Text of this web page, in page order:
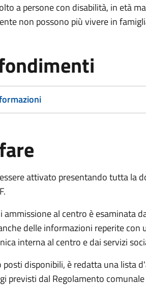
a persone con disabilità, in età
non possono più vivere in
attivato presentando tutta la
ammissione al centro è esaminata
delle informazioni reperite
interna al centro e dai servizi
posti disponibili, è redatta una lista
previsti dal Regolamento